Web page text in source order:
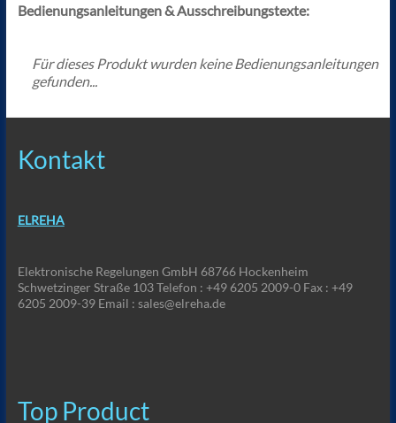
Bedienungsanleitungen & Ausschreibungstexte:
Für dieses Produkt wurden keine Bedienungsanleitungen
gefunden...
Kontakt
ELREHA
Elektronische Regelungen GmbH 68766 Hockenheim
Schwetzinger Straße 103 Telefon : +49 6205 2009-0 Fax : +49
6205 2009-39 Email : sales@elreha.de
Top Product